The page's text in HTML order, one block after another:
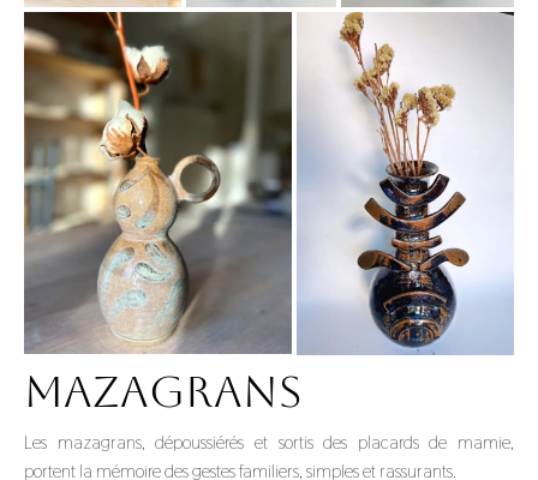
Mazagrans
Les mazagrans, dépoussiérés et sortis des placards de mamie,
portent la mémoire des gestes familiers, simples et rassurants.